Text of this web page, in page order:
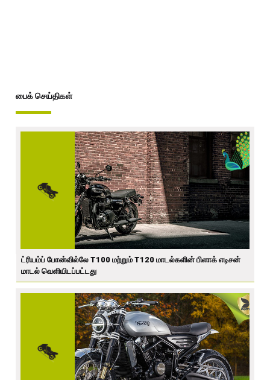
பைக் செய்திகள்
ட்ரியம்ப் போன்வில்லே T100 மற்றும் T120 மாடல்களின் பிளாக் எடிசன்
மாடல் வெளியிடப்பட்டது